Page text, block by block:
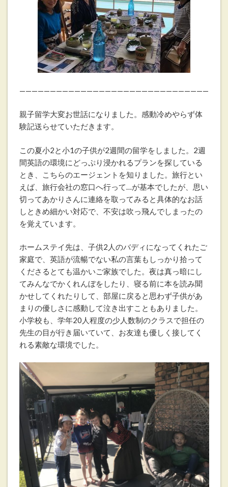
———————————————————————————————
親子留学大変お世話になりました。感動冷めやらず体
験記送らせていただきます。
この夏小2と小1の子供が2週間の留学をしました。2週
間英語の環境にどっぷり浸かれるプランを探している
とき、こちらのエージェントを知りました。旅行とい
えば、旅行会社の窓口へ行って…が基本でしたが、思い
切ってあかりさんに連絡を取ってみると具体的なお話
しときめ細かい対応で、不安は吹っ飛んでしまったの
を覚えています。
ホームステイ先は、子供2人のバディになってくれたご
家庭で、英語が流暢でない私の言葉もしっかり拾って
くださるとても温かいご家族でした。夜は真っ暗にし
てみんなでかくれんぼをしたり、寝る前に本を読み聞
かせしてくれたりして、部屋に戻ると思わず子供があ
まりの優しさに感動して泣き出すこともありました。
小学校も、学年20人程度の少人数制のクラスで担任の
先生の目が行き届いていて、お友達も優しく接してく
れる素敵な環境でした。